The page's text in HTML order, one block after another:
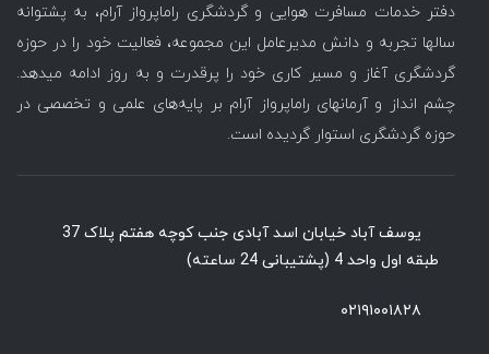
دفتر خدمات مسافرت هوایی و گردشگری راماپرواز آرام، به پشتوانه
سالها تجربه و دانش مدیرعامل این مجموعه، فعالیت خود را در حوزه
گردشگری آغاز و مسیر کاری خود را پرقدرت و به روز ادامه میدهد.
چشم انداز و آرمانهای راماپرواز آرام بر پایه‌های علمی و تخصصی در
حوزه گردشگری استوار گردیده است.
یوسف آباد خیابان اسد آبادی جنب کوچه هفتم پلاک 37
طبقه اول واحد 4 (پشتیبانی 24 ساعته)
۰۲۱۹۱۰۰۱۸۲۸